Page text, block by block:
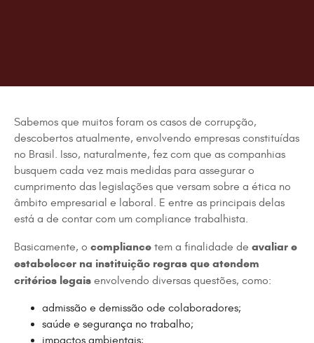
Sabemos que muitos foram os casos de corrupção,
descobertos atualmente, envolvendo empresas constituídas
no Brasil. Isso, naturalmente, fez com que as companhias
busquem cada vez mais medidas para assegurar o
cumprimento das legislações que versam sobre a ética no
âmbito empresarial e laboral. E entre as principais delas
está a de contar com um compliance trabalhista.
Basicamente, o compliance tem a finalidade de avaliar e
estabelecer na instituição regras que atendem
critérios legais envolvendo diversas questões, como:
admissão e demissão ode colaboradores;
saúde e segurança no trabalho;
impactos ambientais;